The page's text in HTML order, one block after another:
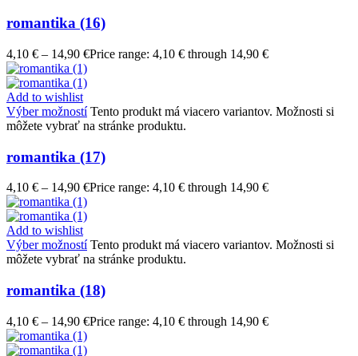
romantika (16)
4,10 € – 14,90 €Price range: 4,10 € through 14,90 €
Add to wishlist
Výber možností Tento produkt má viacero variantov. Možnosti si
môžete vybrať na stránke produktu.
romantika (17)
4,10 € – 14,90 €Price range: 4,10 € through 14,90 €
Add to wishlist
Výber možností Tento produkt má viacero variantov. Možnosti si
môžete vybrať na stránke produktu.
romantika (18)
4,10 € – 14,90 €Price range: 4,10 € through 14,90 €